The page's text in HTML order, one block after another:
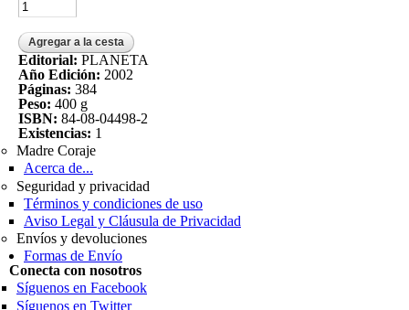
Editorial: PLANETA
Año Edición: 2002
Páginas: 384
Peso: 400 g
ISBN: 84-08-04498-2
Existencias: 1
Madre Coraje
Acerca de...
Seguridad y privacidad
Términos y condiciones de uso
Aviso Legal y Cláusula de Privacidad
Envíos y devoluciones
Formas de Envío
Conecta con nosotros
Síguenos en Facebook
Síguenos en Twitter